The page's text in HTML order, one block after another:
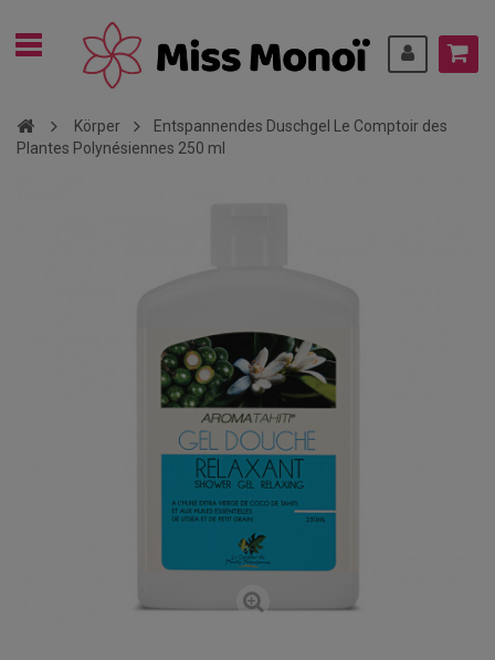
Körper
Entspannendes Duschgel Le Comptoir des
Plantes Polynésiennes 250 ml